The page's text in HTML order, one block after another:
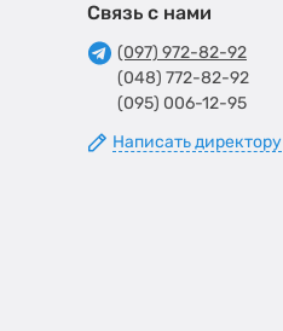
Связь с нами
(097) 972-82-92
(048) 772-82-92
(095) 006-12-95
Написать директору